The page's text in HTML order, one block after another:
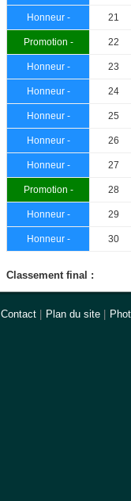
Honneur - 21
Promotion - 22
Honneur - 23
Honneur - 24
Honneur - 25
Honneur - 26
Honneur - 27
Promotion - 28
Honneur - 29
Honneur - 30
Classement final :
Contact | Plan du site |